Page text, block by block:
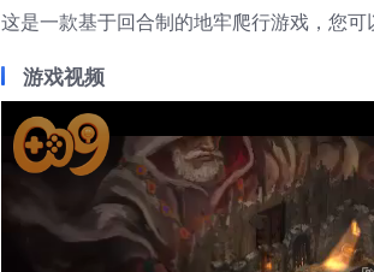
这是一款基于回合制的地牢爬行游戏，您
游戏视频